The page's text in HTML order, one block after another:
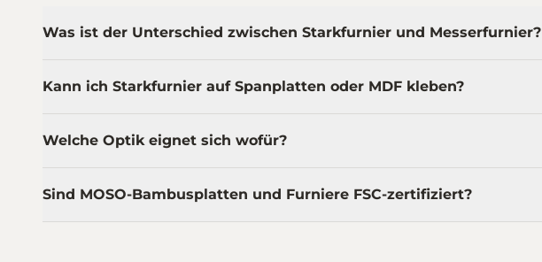
Was ist der Unterschied zwischen Starkfurnier und Messerfurnier?
Kann ich Starkfurnier auf Spanplatten oder MDF kleben?
Welche Optik eignet sich wofür?
Sind MOSO-Bambusplatten und Furniere FSC-zertifiziert?